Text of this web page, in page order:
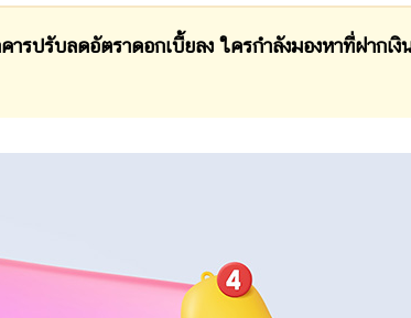
รปรับลดอัตราดอกเบี้ยลง ใครกำลังมองหาที่ฝากเงิ